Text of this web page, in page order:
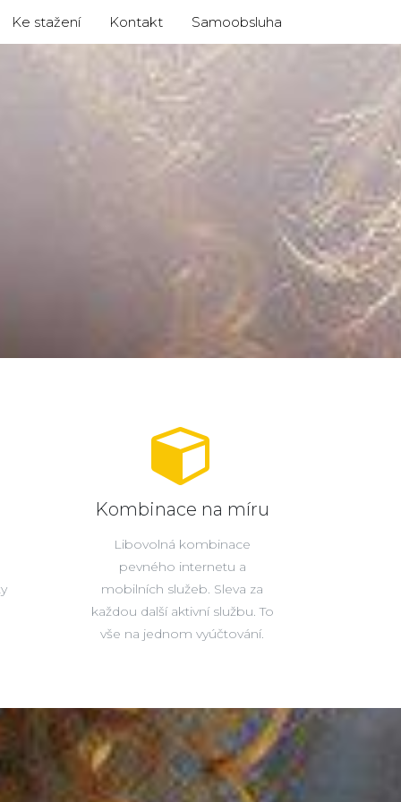
Ke stažení Kontakt Samoobsluha
Kombinace na míru
Libovolná kombinace
pevného internetu a
mobilních služeb. Sleva za
každou další aktivní službu. To
vše na jednom vyúčtování.